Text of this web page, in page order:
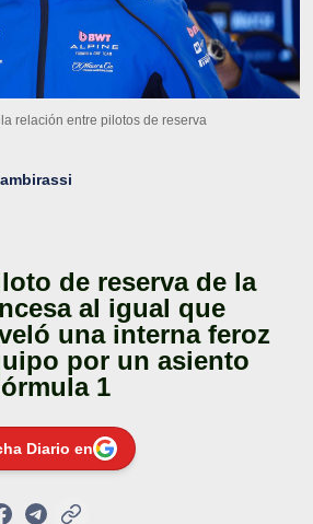
relación entre pilotos de reserva
de reserva de la
al igual que
una interna feroz
por un asiento
1
Diario en